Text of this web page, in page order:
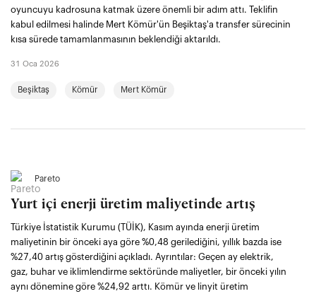
oyuncuyu kadrosuna katmak üzere önemli bir adım attı. Teklifin
kabul edilmesi halinde Mert Kömür'ün Beşiktaş'a transfer sürecinin
kısa sürede tamamlanmasının beklendiği aktarıldı.
31 Oca 2026
Beşiktaş Kömür Mert Kömür
Pareto
Yurt içi enerji üretim maliyetinde artış
Türkiye İstatistik Kurumu (TÜİK), Kasım ayında enerji üretim
maliyetinin bir önceki aya göre %0,48 gerilediğini, yıllık bazda ise
%27,40 artış gösterdiğini açıkladı. Ayrıntılar: Geçen ay elektrik,
gaz, buhar ve iklimlendirme sektöründe maliyetler, bir önceki yılın
aynı dönemine göre %24,92 arttı. Kömür ve linyit üretim